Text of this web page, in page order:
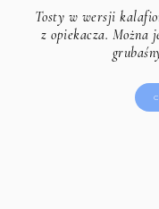
Tosty w wersji
z opiekacza. Można